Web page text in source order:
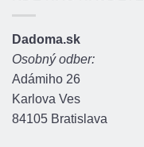
Dadoma.sk
Osobný odber:
Adámiho 26
Karlova Ves
84105 Bratislava